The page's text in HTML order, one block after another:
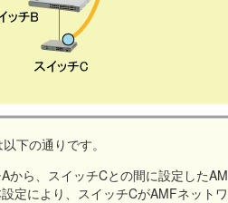
下の通りです。
から、スイッチCとの間に設定した
設定により、スイッチCがAMFネット